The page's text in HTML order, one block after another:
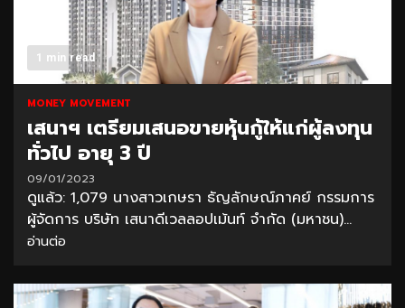
1 min read
MONEY MOVEMENT
เสนาฯ เตรียมเสนอขายหุ้นกู้ให้แก่ผู้ลงทุน
ทั่วไป อายุ 3 ปี
09/01/2023
ดูแล้ว: 1,079 นางสาวเกษรา ธัญลักษณ์ภาคย์ กรรมการ
ผู้จัดการ บริษัท เสนาดีเวลลอปเม้นท์ จำกัด (มหาชน)...
อ่านต่อ